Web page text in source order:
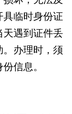
具临时身份证
天遇到证件丢
。办理时，须
信息。